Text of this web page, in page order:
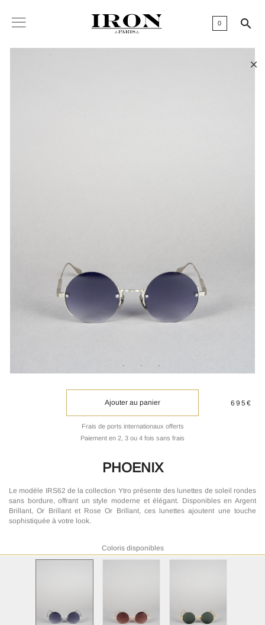
0 

Ajouter au panier
Frais de ports internationaux offerts
Paiement en 2, 3 ou 4 fois sans frais
695€
PHOENIX
Le modèle IRS62 de la collection Ytro présente des lunettes de soleil rondes
sans bordure, offrant un style moderne et élégant. Disponibles en Argent
Brillant, Or Brillant et Rose Or Brillant, ces lunettes ajoutent une touche
sophistiquée à votre look.
Coloris disponibles